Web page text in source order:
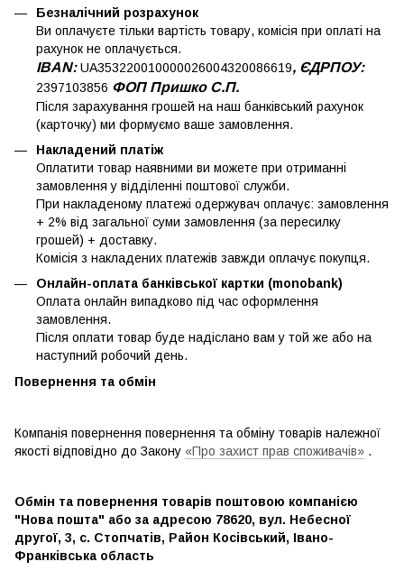
Безналічний розрахунок
Ви оплачуєте тільки вартість товару, комісія при оплаті на
рахунок не оплачується.
IBAN:UA353220010000026004320086619, ЄДРПОУ:
2397103856 ФОП Пришко С.П.
Після зарахування грошей на наш банківський рахунок
(карточку) ми формуємо ваше замовлення.
Накладений платіж
Оплатити товар наявними ви можете при отриманні
замовлення у відділенні поштової служби.
При накладеному платежі одержувач оплачує: замовлення
+ 2% від загальної суми замовлення (за пересилку
грошей) + доставку.
Комісія з накладених платежів завжди оплачує покупця.
Онлайн-оплата банківської картки (monobank)
Оплата онлайн випадково під час оформлення
замовлення.
Після оплати товар буде надіслано вам у той же або на
наступний робочий день.
Повернення та обмін
Компанія повернення повернення та обміну товарів належної
якості відповідно до Закону «Про захист прав споживачів» .
Обмін та повернення товарів поштовою компанією
"Нова пошта" або за адресою 78620, вул. Небесної
другої, 3, с. Стопчатів, Район Косівський, Івано-
Франківська область